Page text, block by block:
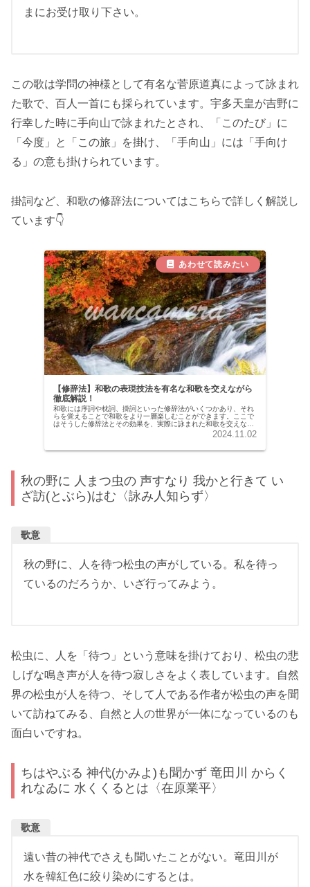
まにお受け取り下さい。
この歌は学問の神様として有名な菅原道真によって詠まれ
た歌で、百人一首にも採られています。宇多天皇が吉野に
行幸した時に手向山で詠まれたとされ、「このたび」に
「今度」と「この旅」を掛け、「手向山」には「手向け
る」の意も掛けられています。
掛詞など、和歌の修辞法についてはこちらで詳しく解説し
ています👇
【修辞法】和歌の表現技法を有名な和歌を交えながら
徹底解説！
和歌には序詞や枕詞、掛詞といった修辞法がいくつかあり、それ
らを覚えることで和歌をより一層楽しむことができます。ここで
はそうした修辞法とその効果を、実際に詠まれた和歌を交えなが
ら解説していきます。掛詞（かけことば）掛詞は、同音異義語を
2024.11.02
秋の野に 人まつ虫の 声すなり 我かと行きて い
ざ訪(とぶら)はむ〈詠み人知らず〉
歌意
秋の野に、人を待つ松虫の声がしている。私を待っ
ているのだろうか、いざ行ってみよう。
松虫に、人を「待つ」という意味を掛けており、松虫の悲
しげな鳴き声が人を待つ寂しさをよく表しています。自然
界の松虫が人を待つ、そして人である作者が松虫の声を聞
いて訪ねてみる、自然と人の世界が一体になっているのも
面白いですね。
ちはやぶる 神代(かみよ)も聞かず 竜田川 からく
れなゐに 水くくるとは〈在原業平〉
歌意
遠い昔の神代でさえも聞いたことがない。竜田川が
水を韓紅色に絞り染めにするとは。